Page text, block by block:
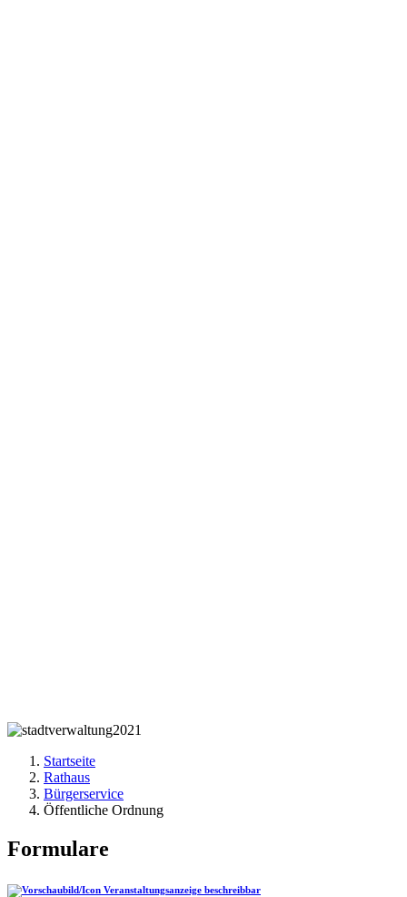
Startseite
Rathaus
Bürgerservice
Öffentliche Ordnung
Formulare
Veranstaltungsanzeige beschreibbar